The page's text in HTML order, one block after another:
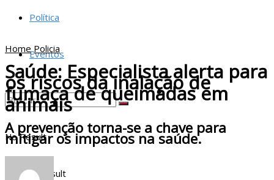
Política
Eventos
No Result
View All Result
Home Policia
Saúde: Especialista alerta para
os riscos da inalação de
fumaça de queimadas em
animais
A prevenção torna-se a chave para
mitigar os impactos na saúde.